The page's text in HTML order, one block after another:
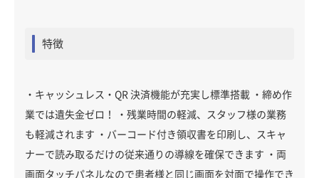
特徴
・キャッシュレス・QR 決済機能が充実し標準搭載 ・締め作
業では遺失金ゼロ！ ・残業時間の軽減、スタッフ様の業務
も軽減されます ・バーコード付き領収書を印刷し、スキャ
ナーで読み取るだけの従来通りの導線を確保できます ・両
画面タッチパネルなので患者様と同じ画面を対面で操作でき